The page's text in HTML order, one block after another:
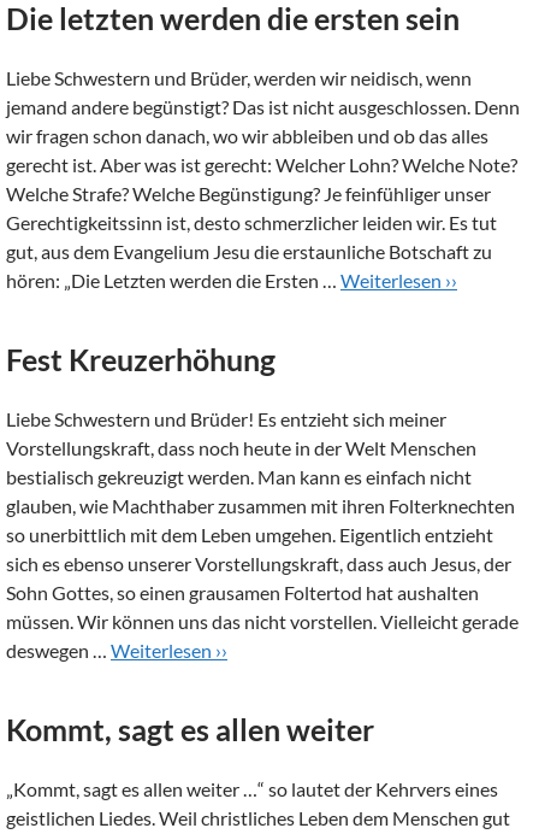
Die letzten werden die ersten sein
Liebe Schwestern und Brüder, werden wir neidisch, wenn
jemand andere begünstigt? Das ist nicht ausgeschlossen. Denn
wir fragen schon danach, wo wir abbleiben und ob das alles
gerecht ist. Aber was ist gerecht: Welcher Lohn? Welche Note?
Welche Strafe? Welche Begünstigung? Je feinfühliger unser
Gerechtigkeitssinn ist, desto schmerzlicher leiden wir. Es tut
gut, aus dem Evangelium Jesu die erstaunliche Botschaft zu
hören: „Die Letzten werden die Ersten … Weiterlesen ››
Fest Kreuzerhöhung
Liebe Schwestern und Brüder! Es entzieht sich meiner
Vorstellungskraft, dass noch heute in der Welt Menschen
bestialisch gekreuzigt werden. Man kann es einfach nicht
glauben, wie Machthaber zusammen mit ihren Folterknechten
so unerbittlich mit dem Leben umgehen. Eigentlich entzieht
sich es ebenso unserer Vorstellungskraft, dass auch Jesus, der
Sohn Gottes, so einen grausamen Foltertod hat aushalten
müssen. Wir können uns das nicht vorstellen. Vielleicht gerade
deswegen … Weiterlesen ››
Kommt, sagt es allen weiter
„Kommt, sagt es allen weiter …“ so lautet der Kehrvers eines
geistlichen Liedes. Weil christliches Leben dem Menschen gut